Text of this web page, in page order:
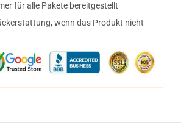
für alle Pakete bereitgestellt
wenn das Produkt nicht